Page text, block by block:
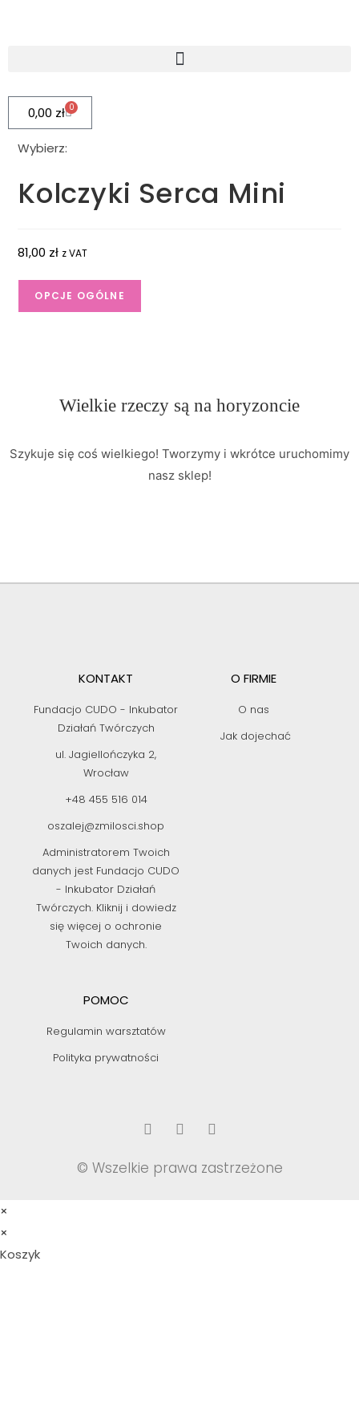
0,00 zł 0
Wybierz:
Kolczyki Serca Mini
81,00 zł z VAT
OPCJE OGÓLNE
Wielkie rzeczy są na horyzoncie
Szykuje się coś wielkiego! Tworzymy i wkrótce uruchomimy
nasz sklep!
KONTAKT
Fundacjo CUDO - Inkubator
Działań Twórczych
ul. Jagiellończyka 2,
Wrocław
+48 455 516 014
oszalej@zmilosci.shop
Administratorem Twoich
danych jest Fundacjo CUDO
- Inkubator Działań
Twórczych. Kliknij i dowiedz
się więcej o ochronie
Twoich danych.
O FIRMIE
O nas
Jak dojechać
POMOC
Regulamin warsztatów
Polityka prywatności
© Wszelkie prawa zastrzeżone
×
×
Koszyk